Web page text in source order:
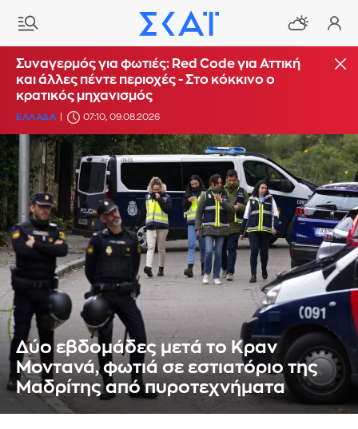
Συναγερμός για φωτιές: Red Code για Αττική
και άλλες πέντε περιοχές - Στο κόκκινο ο
κρατικός μηχανισμός
ΕΛΛΑΔΑ 07:10, 09.08.2026
Δύο εβδομάδες μετά το Κραν
Μοντανά, φωτιά σε εστιατόριο της
Μαδρίτης από πυροτεχνήματα